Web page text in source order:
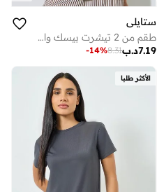
ستايلي
طقم من 2 تيشرت بيسك واسع
د.ب7.19
8.31
-14%
الأكثر طلبا